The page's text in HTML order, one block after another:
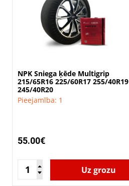
NPK Sniega ķēde Multigrip
215/65R16 225/60R17 255/40R19
245/40R20
Pieejamība: 1
55.00€
Uz grozu